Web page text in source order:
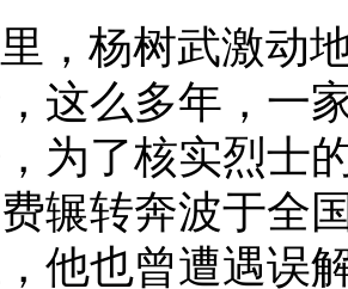
，杨树武激动
这么多年，一
为了核实烈士
辗转奔波于全
他也曾遭遇误